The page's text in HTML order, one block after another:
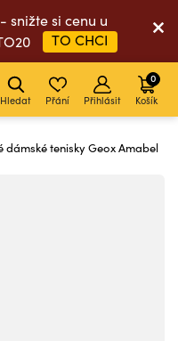
snižte si cenu u
TO CHCI
Hledat Přání Přihlásit Košík
0
dámské tenisky Geox Amabel